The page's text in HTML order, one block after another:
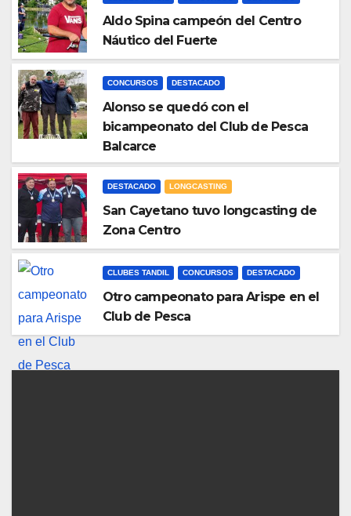
Aldo Spina campeón del Centro
Náutico del Fuerte
CONCURSOS DESTACADO
Alonso se quedó con el
bicampeonato del Club de Pesca
Balcarce
DESTACADO LONGCASTING
San Cayetano tuvo longcasting de
Zona Centro
CLUBES TANDIL CONCURSOS DESTACADO
Otro campeonato para Arispe en el
Club de Pesca